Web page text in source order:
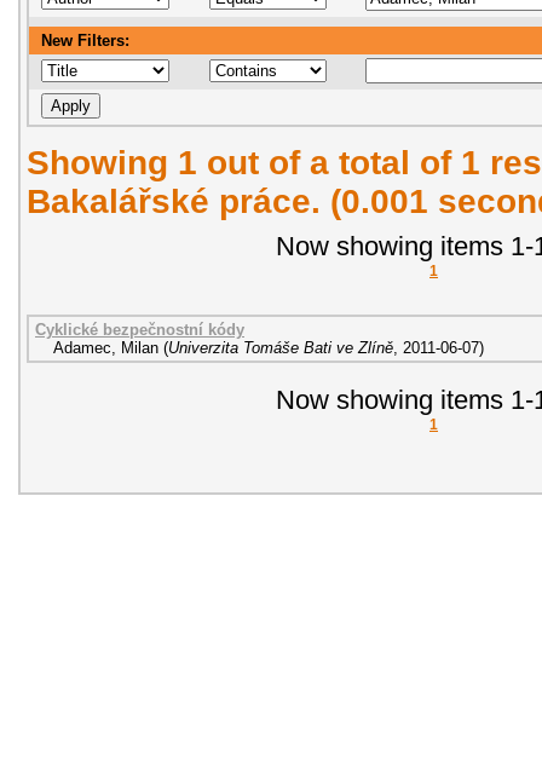
New Filters:
Showing 1 out of a total of 1
Bakalářské práce. (0.001
Now showing items 1-
1
Cyklické bezpečnostní kódy
Adamec, Milan (Univerzita Tomáše Bati ve Zlíně, 2011-06-07)
Now showing items 1-
1